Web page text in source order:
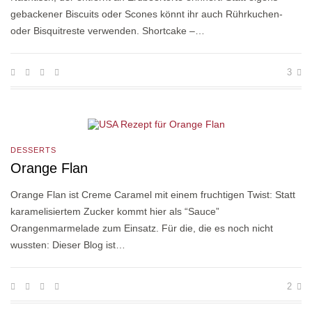
gebackener Biscuits oder Scones könnt ihr auch Rührkuchen-
oder Bisquitreste verwenden. Shortcake –…
3
DESSERTS
Orange Flan
Orange Flan ist Creme Caramel mit einem fruchtigen Twist: Statt
karamelisiertem Zucker kommt hier als “Sauce”
Orangenmarmelade zum Einsatz. Für die, die es noch nicht
wussten: Dieser Blog ist…
2